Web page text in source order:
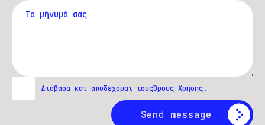
Διάβασα και αποδέχομαι τουςΌρους Χρήσης.